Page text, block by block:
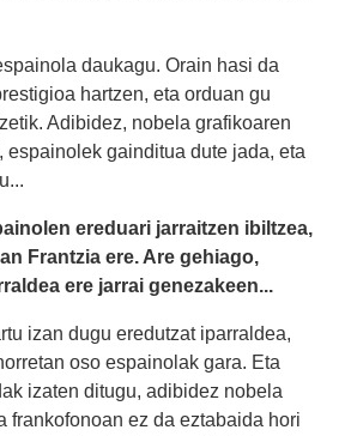
daukagu. Orain hasi da
hartzen, eta orduan gu
Adibidez, nobela grafikoaren
espainolek gainditua dute jada, eta
ereduari jarraitzen ibiltzea,
Frantzia ere. Are gehiago,
ere jarrai genezakeen...
izan dugu eredutzat iparraldea,
oso espainolak gara. Eta
izaten ditugu, adibidez nobela
frankofonoan ez da eztabaida hori